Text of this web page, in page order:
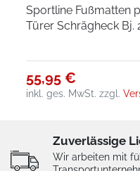
Sportline Fußmatten
Türer Schrägheck Bj.
55,95 €
inkl. ges. MwSt. zzgl.
Zuverlässige
Wir arbeiten mit